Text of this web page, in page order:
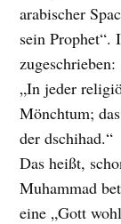
arabischer
sein Prophet“.
zugeschrieben:
„In jeder
Mönchtum;
der dschihad.“
Das heißt,
Muhammad
eine „Gott